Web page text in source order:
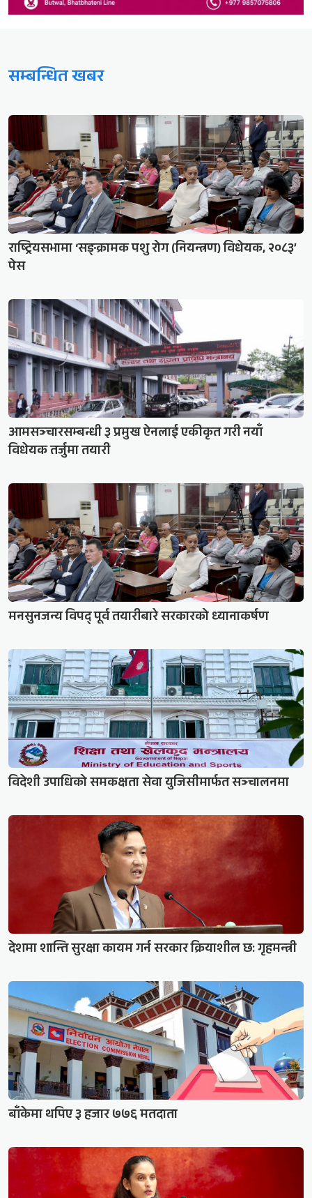
सम्बन्धित खबर
राष्ट्रियसभामा ‘सङ्क्रामक पशु रोग (नियन्त्रण) विधेयक, २०८३’
पेस
आमसञ्चारसम्बन्धी ३ प्रमुख ऐनलाई एकीकृत गरी नयाँ
विधेयक तर्जुमा तयारी
मनसुनजन्य विपद् पूर्व तयारीबारे सरकारको ध्यानाकर्षण
विदेशी उपाधिको समकक्षता सेवा युजिसीमार्फत सञ्चालनमा
देशमा शान्ति सुरक्षा कायम गर्न सरकार क्रियाशील छ: गृहमन्त्री
बाँकेमा थपिए ३ हजार ७७६ मतदाता